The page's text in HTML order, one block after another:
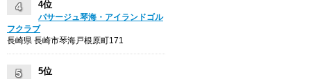
4位
パサージュ琴海・アイランドゴル
フクラブ
長崎県 長崎市琴海戸根原町171
5位